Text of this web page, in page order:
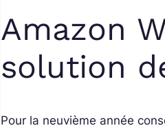
Amazon
solution
Pour la neuvième année